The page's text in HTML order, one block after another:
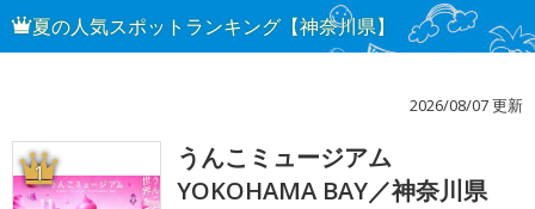
夏の人気スポットランキング【神奈川県】
2026/08/07 更新
1
うんこミュージアム
YOKOHAMA BAY／神奈川県